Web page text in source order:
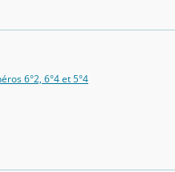
6°2, 6°4 et 5°4